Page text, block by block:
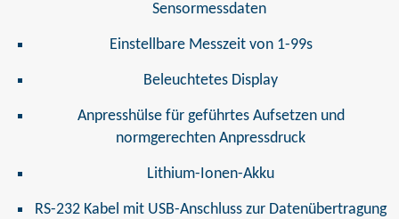
Sensormessdaten
Einstellbare Messzeit von 1-99s
Beleuchtetes Display
Anpresshülse für geführtes Aufsetzen und
normgerechten Anpressdruck
Lithium-Ionen-Akku
RS-232 Kabel mit USB-Anschluss zur Datenübertragung